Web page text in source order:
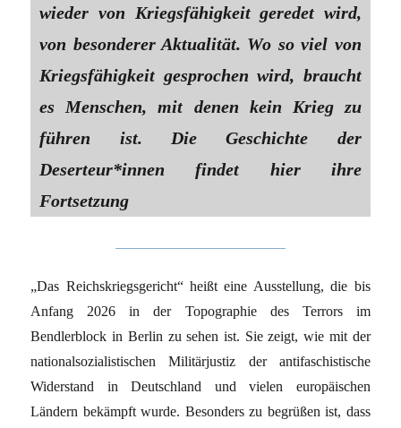
wieder von Kriegsfähigkeit geredet wird,
von besonderer Aktualität. Wo so viel von
Kriegsfähigkeit gesprochen wird, braucht
es Menschen, mit denen kein Krieg zu
führen ist. Die Geschichte der
Deserteur*innen findet hier ihre
Fortsetzung
„Das Reichskriegsgericht“ heißt eine Ausstellung, die bis
Anfang 2026 in der Topographie des Terrors im
Bendlerblock in Berlin zu sehen ist. Sie zeigt, wie mit der
nationalsozialistischen Militärjustiz der antifaschistische
Widerstand in Deutschland und vielen europäischen
Ländern bekämpft wurde. Besonders zu begrüßen ist, dass